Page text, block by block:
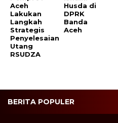
Aceh
Lakukan
Langkah
Strategis
Penyelesaian
Utang
RSUDZA
Husda di
DPRK
Banda
Aceh
BERITA POPULER